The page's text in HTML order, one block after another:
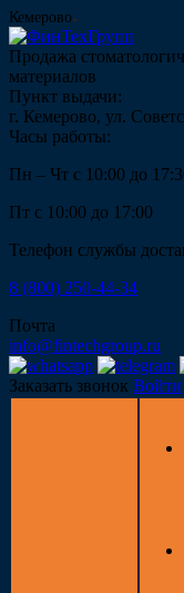
Кемерово
Продажа
материалов
Пункт выдачи:
г. Кемерово, ул.
Часы работы:
Пн – Чт с 10:00 до
Пт с 10:00 до 17:00
Телефон службы
8 (800) 250-44-34
Почта
info@fintechgroup.ru
Заказать звонок Войти